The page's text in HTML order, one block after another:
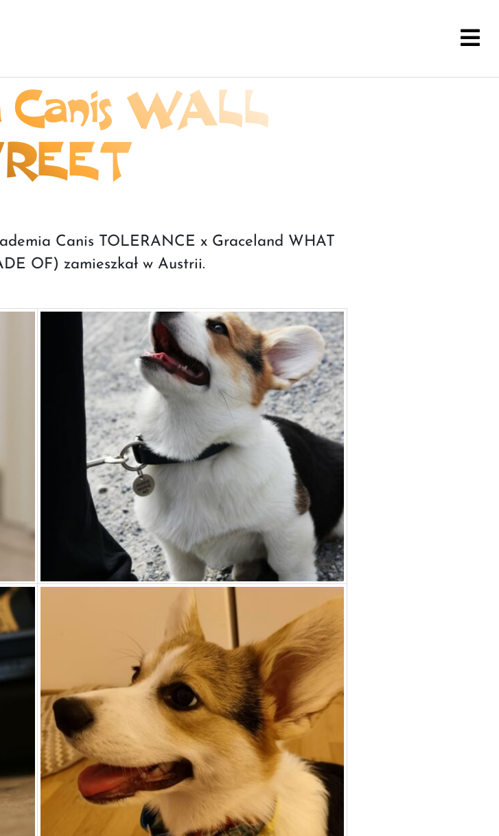
Canis WALL
Canis TOLERANCE x Graceland WHAT
OF) zamieszkał w Austrii.